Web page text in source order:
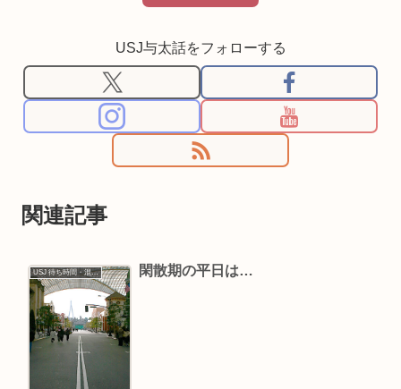
USJ与太話をフォローする
関連記事
USJ 待ち時間・混雑情報 閑散期の平日は…